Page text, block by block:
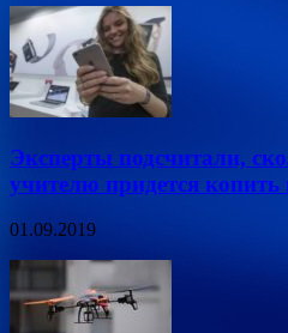
Эксперты подсчитали,
учителю придется копить
01.09.2019